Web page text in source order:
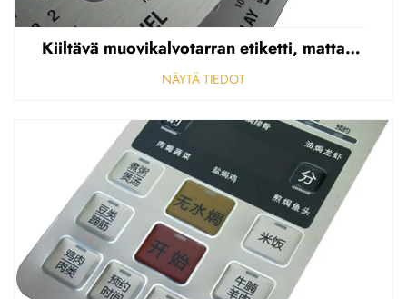
Kiiltävä muovikalvotarran etiketti, mattapintainen etupaneelin tarran etiketti, korostettu polycarbonaattipäällys
NÄYTÄ TIEDOT